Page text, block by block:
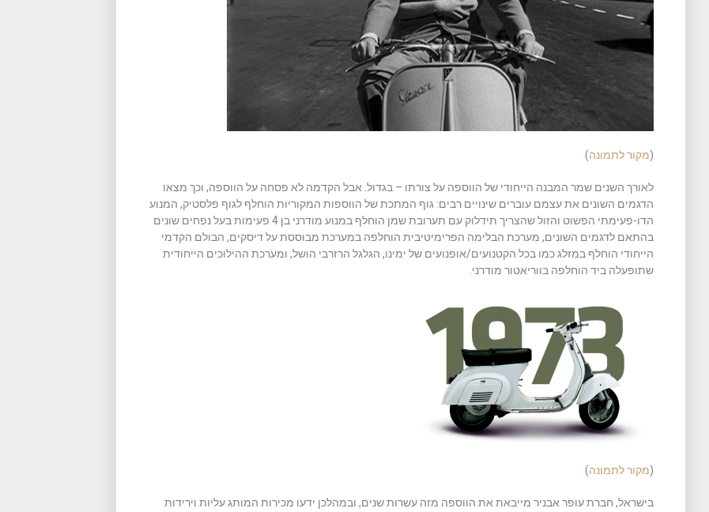
(מקור לתמונה)
לאורך השנים שמר המבנה הייחודי של הווספה על צורתו – בגדול. אבל הקדמה לא פסחה על הווספה, וכך מצאו
הדגמים השונים את עצמם עוברים שינויים רבים: גוף המתכת של הווספות המקוריות הוחלף לגוף פלסטיק, המנוע
הדו-פעימתי הפשוט והזול שהצריך תידלוק עם תערובת שמן הוחלף במנוע מודרני בן 4 פעימות בעל נפחים שונים
בהתאם לדגמים השונים, מערכת הבלימה הפרימיטיבית הוחלפה במערכת מבוססת על דיסקים, הבולם הקדמי
הייחודי הוחלף במזלג כמו בכל הקטנועים/אופנועים של ימינו, הגלגל הרזרבי הושל, ומערכת ההילוכים הייחודית
שתופעלה ביד הוחלפה בווריאטור מודרני.
(מקור לתמונה)
בישראל, חברת עופר אבניר מייבאת את הווספה מזה עשרות שנים, ובמהלכן ידעו מכירות המותג עליות וירידות